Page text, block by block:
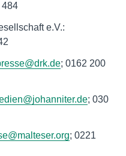
484
e.V.:
; 0162 200
; 030
; 0221